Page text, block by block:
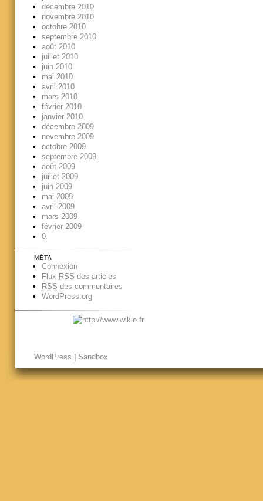
décembre 2010
novembre 2010
octobre 2010
septembre 2010
août 2010
juillet 2010
juin 2010
mai 2010
avril 2010
mars 2010
février 2010
janvier 2010
décembre 2009
novembre 2009
octobre 2009
septembre 2009
août 2009
juillet 2009
juin 2009
mai 2009
avril 2009
mars 2009
février 2009
0
MÉTA
Connexion
Flux RSS des articles
RSS des commentaires
WordPress.org
WordPress Sandbox